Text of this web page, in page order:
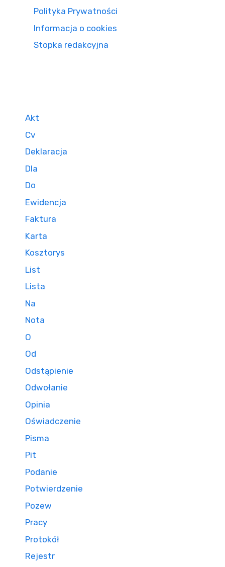
Polityka Prywatności
Informacja o cookies
Stopka redakcyjna
Akt
Cv
Deklaracja
Dla
Do
Ewidencja
Faktura
Karta
Kosztorys
List
Lista
Na
Nota
O
Od
Odstąpienie
Odwołanie
Opinia
Oświadczenie
Pisma
Pit
Podanie
Potwierdzenie
Pozew
Pracy
Protokół
Rejestr